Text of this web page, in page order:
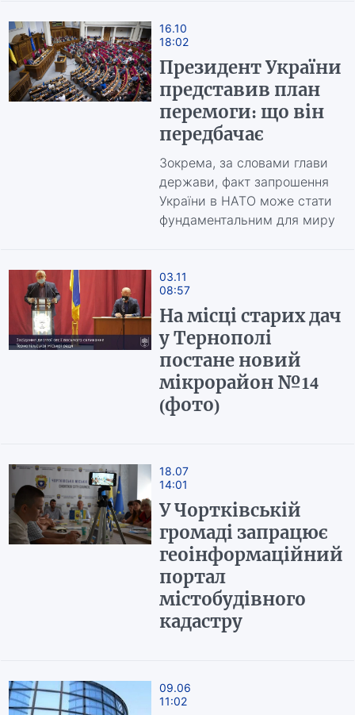
16.10
18:02
Президент України
представив план
перемоги: що він
передбачає
Зокрема, за словами глави
держави, факт запрошення
України в НАТО може стати
фундаментальним для миру
03.11
08:57
На місці старих дач
у Тернополі
постане новий
мікрорайон №14
(фото)
18.07
14:01
У Чортківській
громаді запрацює
геоінформаційний
портал
містобудівного
кадастру
09.06
11:02